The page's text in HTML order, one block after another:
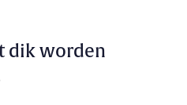
dik worden